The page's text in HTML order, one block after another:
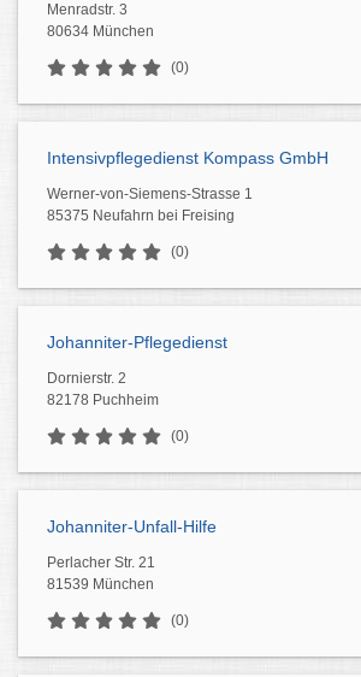
Menradstr. 3
80634 München
(0)
Intensivpflegedienst Kompass GmbH
Werner-von-Siemens-Strasse 1
85375 Neufahrn bei Freising
(0)
Johanniter-Pflegedienst
Dornierstr. 2
82178 Puchheim
(0)
Johanniter-Unfall-Hilfe
Perlacher Str. 21
81539 München
(0)